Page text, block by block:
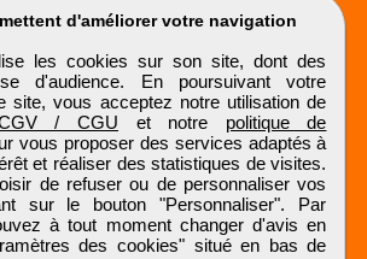
d'améliorer votre navigation
les cookies sur son site, dont des
d'audience. En poursuivant votre
site, vous acceptez notre utilisation de
/ CGU et notre politique de
vous proposer des services adaptés à
et réaliser des statistiques de visites.
de refuser ou de personnaliser vos
sur le bouton "Personnaliser". Par
à tout moment changer d'avis en
des cookies" situé en bas de